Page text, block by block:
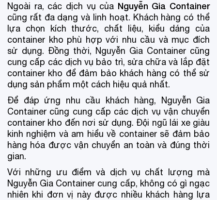
Ngoài ra, các dịch vụ của Nguyễn Gia Container
cũng rất đa dạng và linh hoạt. Khách hàng có thể
lựa chọn kích thước, chất liệu, kiểu dáng của
container kho phù hợp với nhu cầu và mục đích
sử dụng. Đồng thời, Nguyễn Gia Container cũng
cung cấp các dịch vụ bảo trì, sửa chữa và lắp đặt
container kho để đảm bảo khách hàng có thể sử
dụng sản phẩm một cách hiệu quả nhất.
Để đáp ứng nhu cầu khách hàng, Nguyễn Gia
Container cũng cung cấp các dịch vụ vận chuyển
container kho đến nơi sử dụng. Đội ngũ lái xe giàu
kinh nghiệm và am hiểu về container sẽ đảm bảo
hàng hóa được vận chuyển an toàn và đúng thời
gian.
Với những ưu điểm và dịch vụ chất lượng mà
Nguyễn Gia Container cung cấp, không có gì ngạc
nhiên khi đơn vị này được nhiều khách hàng lựa